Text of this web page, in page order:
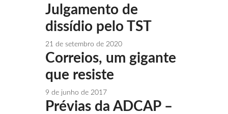
Julgamento de
dissídio pelo TST
21 de setembro de 2020
Correios, um gigante
que resiste
9 de junho de 2017
Prévias da ADCAP –